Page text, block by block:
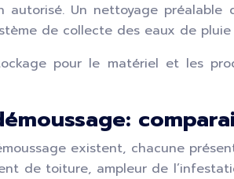
Un nettoyage
de collecte des eaux de
pour le matériel et les
existent, chacune
de toiture, ampleur de